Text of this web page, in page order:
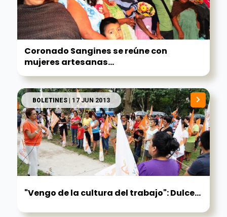
Coronado Sangines se reúne con
mujeres artesanas...
BOLETINES| 17 JUN 2013
"Vengo de la cultura del trabajo": Dulce...